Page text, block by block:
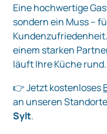
Eine hochwertige
sondern ein Muss –
einem starken
läuft Ihre Küche rund.
👉 Jetzt kostenloses
an unseren
Sylt.